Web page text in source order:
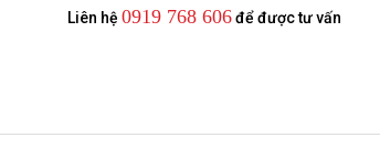
Liên hệ 0919 768 606để được tư vấn